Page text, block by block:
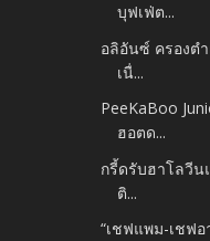
บุฟเฟ่ต...
อลิอันซ์ ครองต
เนื่...
PeeKaBoo
ฮอตด...
กรี้ดรับฮาโลวีน
ติ...
“เชฟแพม-เชฟ